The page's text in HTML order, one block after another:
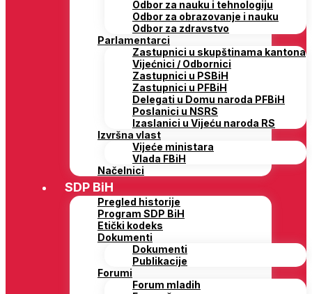
Odbor za nauku i tehnologiju
Odbor za obrazovanje i nauku
Odbor za zdravstvo
Parlamentarci
Zastupnici u skupštinama kantona
Vijećnici / Odbornici
Zastupnici u PSBiH
Zastupnici u PFBiH
Delegati u Domu naroda PFBiH
Poslanici u NSRS
Izaslanici u Vijeću naroda RS
Izvršna vlast
Vijeće ministara
Vlada FBiH
Načelnici
SDP BiH
Pregled historije
Program SDP BiH
Etički kodeks
Dokumenti
Dokumenti
Publikacije
Forumi
Forum mladih